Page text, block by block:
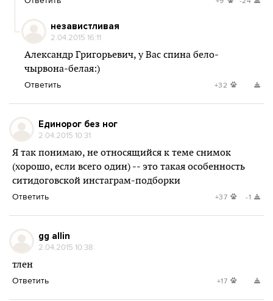
независтливая
2.04.2015 16:11
Александр Григорьевич, у Вас спина бело-
чырвона-белая:)
Ответить +32
Единорог без ног
2.04.2015 10:31
Я так понимаю, не относящийся к теме снимок
(хорошо, если всего один) -- это такая особенность
ситидоговской инстаграм-подборки
Ответить +37 -1
gg allin
2.04.2015 10:38
тлен
Ответить +17